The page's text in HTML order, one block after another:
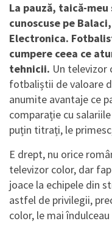
La pauză, taică-
cunoscuse pe
Electronica.
cumpere ceea ce
tehnicii. Un televizor
fotbaliștii de valoare
anumite avantaje ce
comparație cu
puțin titrați, le
E drept, nu orice
televizor color, dar
joace la echipele din
astfel de privilegii,
color, le mai